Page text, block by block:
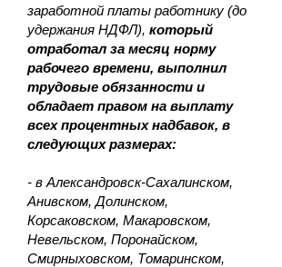
заработной платы работнику (до
удержания НДФЛ), который
отработал за месяц норму
рабочего времени, выполнил
трудовые обязанности и
обладает правом на выплату
всех процентных надбавок, в
следующих размерах:
- в Александровск-Сахалинском,
Анивском, Долинском,
Корсаковском, Макаровском,
Невельском, Поронайском,
Смирныховском, Томаринском,